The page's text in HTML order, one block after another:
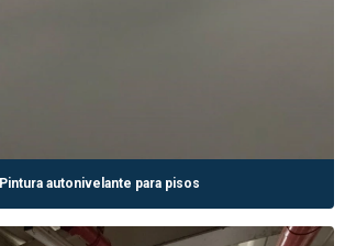
Pintura autonivelante para pisos